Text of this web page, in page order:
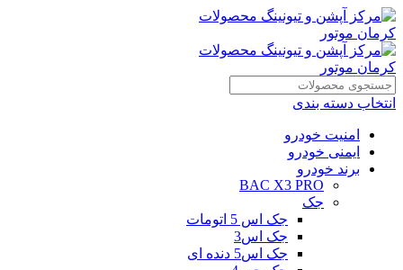
انتخاب دسته بندی
امنیت خودرو
ایمنی خودرو
برند خودرو
BAC X3 PRO
جک
جک اس 5 اتومات
جک اس3
جک اس5 دنده ای